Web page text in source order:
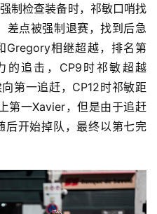
制检查装备时，祁敏口哨找
差点被强制退赛，找到后急
Gregory相继超越，排名第
的追击，CP9时祁敏超越
第一追赶，CP12时祁敏距
第一Xavier，但是由于追赶
后开始掉队，最终以第七完